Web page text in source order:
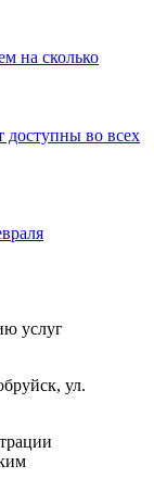
на сколько
доступны во всех
услуг
ул.